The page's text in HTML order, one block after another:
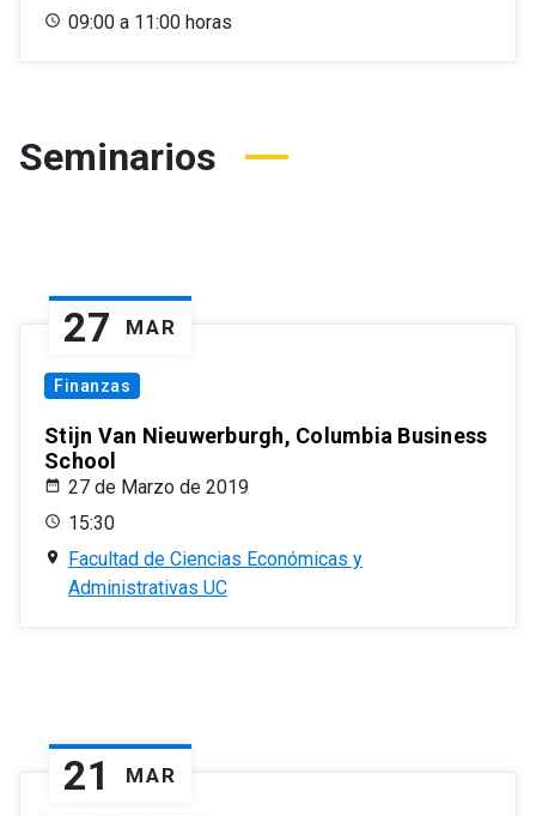
09:00 a 11:00 horas
Seminarios
27 MAR
Finanzas
Stijn Van Nieuwerburgh, Columbia Business
School
27 de Marzo de 2019
15:30
Facultad de Ciencias Económicas y
Administrativas UC
21 MAR